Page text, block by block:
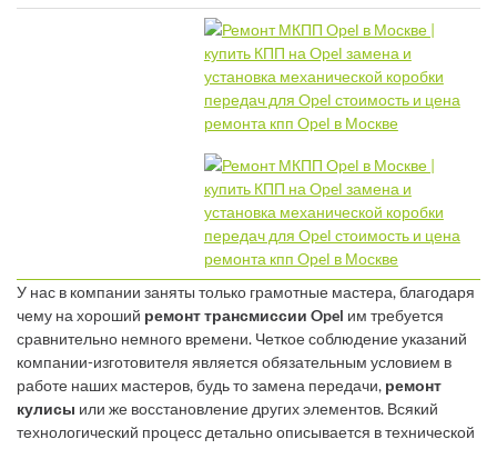
У нас в компании заняты только грамотные мастера, благодаря
чему на хороший ремонт трансмиссии Opel им требуется
сравнительно немного времени. Четкое соблюдение указаний
компании-изготовителя является обязательным условием в
работе наших мастеров, будь то замена передачи, ремонт
кулисы или же восстановление других элементов. Всякий
технологический процесс детально описывается в технической